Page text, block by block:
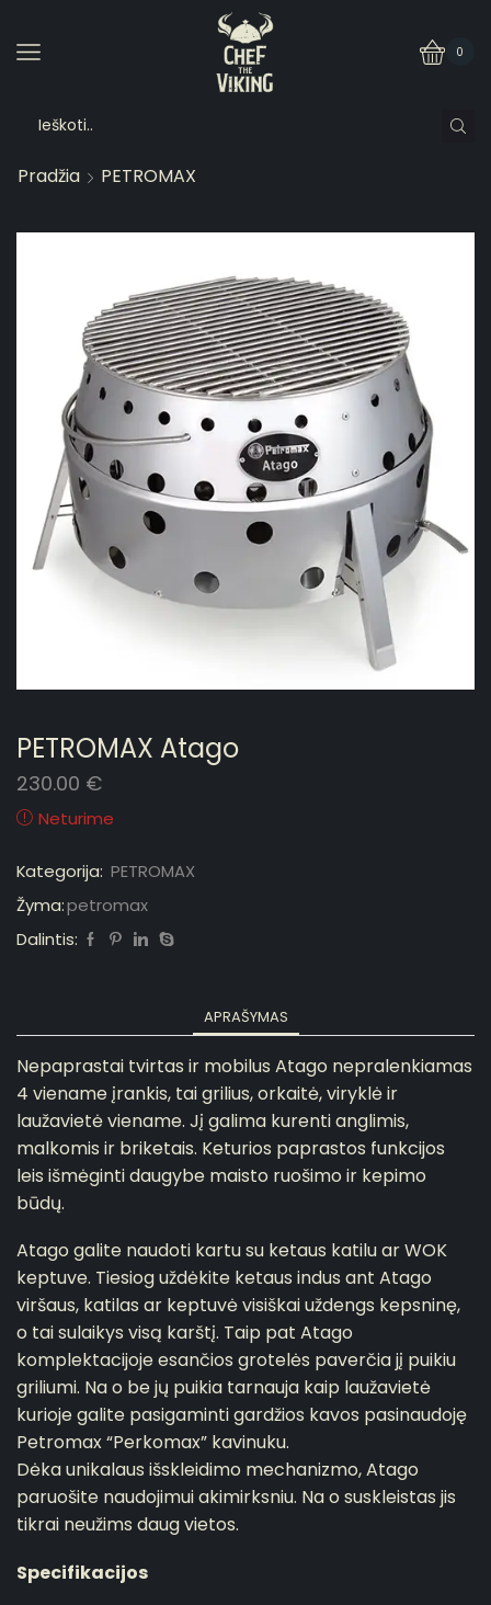
0
Pradžia PETROMAX
PETROMAX Atago
230.00 €
Neturime
Kategorija: PETROMAX
Žyma:petromax
Dalintis:
APRAŠYMAS
Nepaprastai tvirtas ir mobilus Atago nepralenkiamas
4 viename įrankis, tai grilius, orkaitė, viryklė ir
laužavietė viename. Jį galima kurenti anglimis,
malkomis ir briketais. Keturios paprastos funkcijos
leis išmėginti daugybe maisto ruošimo ir kepimo
būdų.
Atago galite naudoti kartu su ketaus katilu ar WOK
keptuve. Tiesiog uždėkite ketaus indus ant Atago
viršaus, katilas ar keptuvė visiškai uždengs kepsninę,
o tai sulaikys visą karštį. Taip pat Atago
komplektacijoje esančios grotelės paverčia jį puikiu
griliumi. Na o be jų puikia tarnauja kaip laužavietė
kurioje galite pasigaminti gardžios kavos pasinaudoję
Petromax “Perkomax” kavinuku.
Dėka unikalaus išskleidimo mechanizmo, Atago
paruošite naudojimui akimirksniu. Na o suskleistas jis
tikrai neužims daug vietos.
Specifikacijos